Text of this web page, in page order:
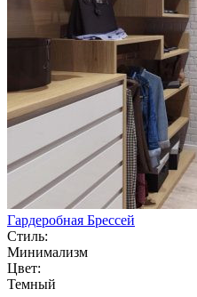
Гардеробная Брессей
Стиль:
Минимализм
Цвет:
Темный